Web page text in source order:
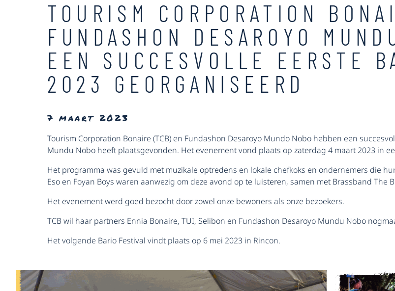
TOURISM CORPORATION
FUNDASHON DESAROYO
EEN SUCCESVOLLE EERSTE
2023 GEORGANISEERD
7 maart 2023
Tourism Corporation Bonaire (TCB) en Fundashon Desaroyo Mundo Nobo hebben een
Mundu Nobo heeft plaatsgevonden. Het evenement vond plaats op zaterdag 4 maart 2023 in
Het programma was gevuld met muzikale optredens en lokale chefkoks en ondernemers die
Eso en Foyan Boys waren aanwezig om deze avond op te luisteren, samen met Brassband The
Het evenement werd goed bezocht door zowel onze bewoners als onze bezoekers.
TCB wil haar partners Ennia Bonaire, TUI, Selibon en Fundashon Desaroyo Mundu Nobo
Het volgende Bario Festival vindt plaats op 6 mei 2023 in Rincon.